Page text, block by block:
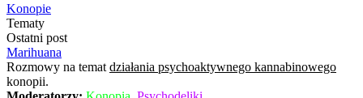
Konopie
Tematy
Ostatni post
Marihuana
Rozmowy na temat działania psychoaktywnego kannabinowego
konopii.